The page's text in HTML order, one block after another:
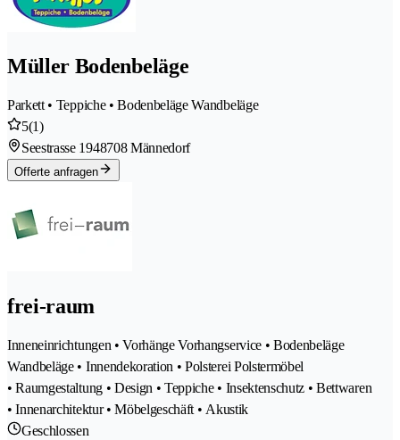
Müller Bodenbeläge
Parkett • Teppiche • Bodenbeläge Wandbeläge
5(1)
Seestrasse 1948708 Männedorf
Offerte anfragen
frei-raum
Inneneinrichtungen • Vorhänge Vorhangservice • Bodenbeläge
Wandbeläge • Innendekoration • Polsterei Polstermöbel
• Raumgestaltung • Design • Teppiche • Insektenschutz • Bettwaren
• Innenarchitektur • Möbelgeschäft • Akustik
Geschlossen